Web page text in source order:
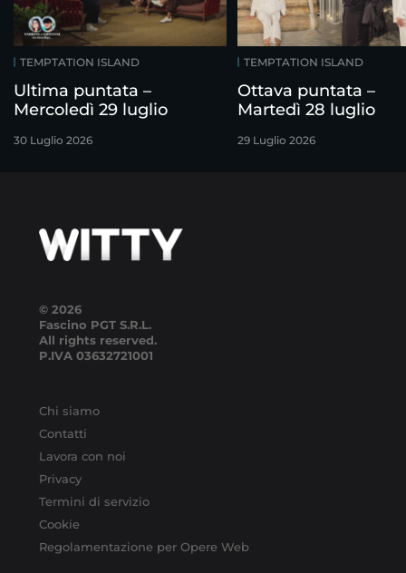
TEMPTATION ISLAND
Ultima puntata –
Mercoledì 29 luglio
30 Luglio 2026
TEMPTATION ISLAND
Ottava puntata –
Martedì 28 luglio
29 Luglio 2026
© 2026
Fascino PGT S.R.L.
All rights reserved.
P.IVA 03632721001
Chi siamo
Contatti
Lavora con noi
Privacy
Termini di servizio
Cookie
Regolamentazione per Opere Web